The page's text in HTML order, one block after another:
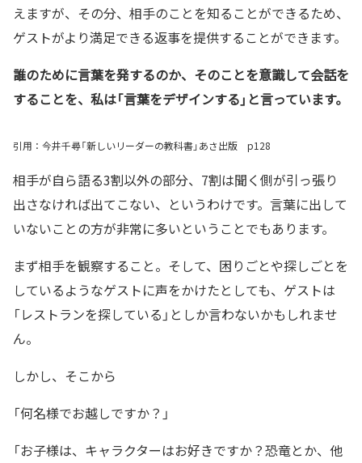
えますが、その分、相手のことを知ることができるため、
ゲストがより満足できる返事を提供することができます。
誰のために言葉を発するのか、そのことを意識して会話を
することを、私は「言葉をデザインする」と言っています。
引用：今井千尋「新しいリーダーの教科書」あさ出版 p128
相手が自ら語る3割以外の部分、7割は聞く側が引っ張り
出さなければ出てこない、というわけです。言葉に出して
いないことの方が非常に多いということでもあります。
まず相手を観察すること。そして、困りごとや探しごとを
しているようなゲストに声をかけたとしても、ゲストは
「レストランを探している」としか言わないかもしれませ
ん。
しかし、そこから
「何名様でお越しですか？」
「お子様は、キャラクターはお好きですか？恐竜とか、他